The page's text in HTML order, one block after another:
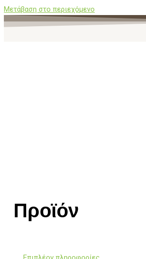
Μετάβαση στο περιεχόμενο
Προϊόν